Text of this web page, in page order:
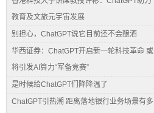
教育及文旅元宇宙发展
别担心，ChatGPT说它目前还不会酿酒
华西证券：ChatGPT开启新一轮科技革命 或
将引发AI算力“军备竞赛”
是时候给ChatGPT们降降温了
ChatGPT引热潮 距离落地银行业务场景有多